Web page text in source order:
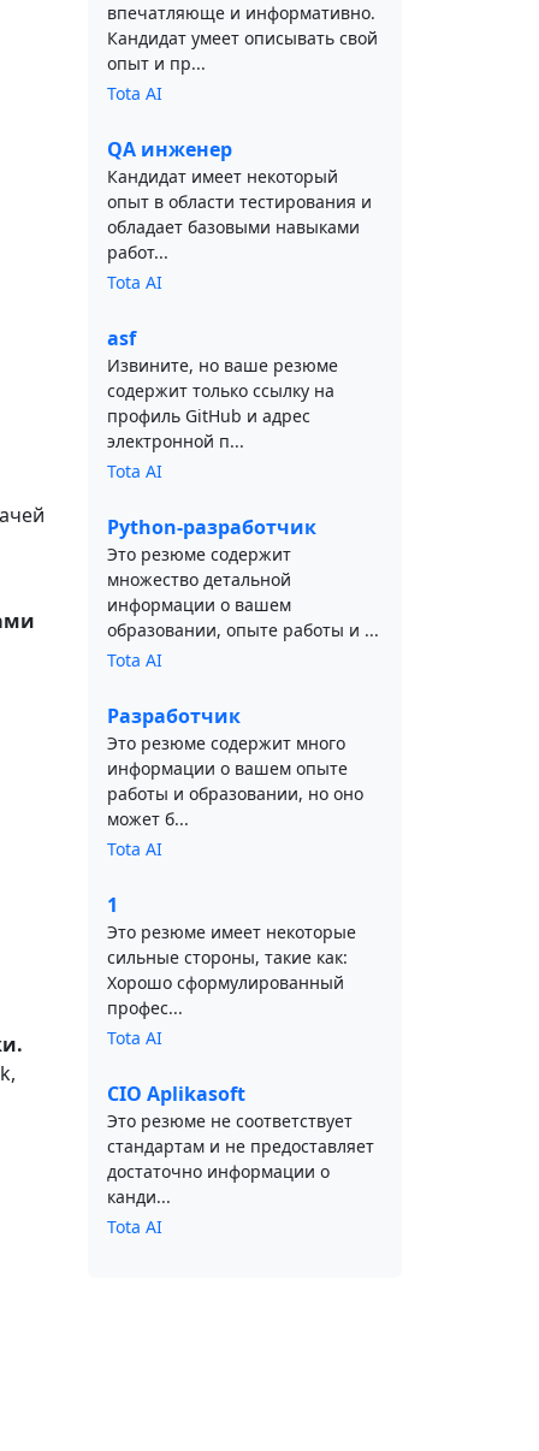
впечатляюще и информативно.
Кандидат умеет описывать свой
опыт и пр...
Tota AI
QA инженер
Кандидат имеет некоторый
опыт в области тестирования и
обладает базовыми навыками
работ...
Tota AI
asf
Извините, но ваше резюме
содержит только ссылку на
профиль GitHub и адрес
электронной п...
Tota AI
Python-разработчик
Это резюме содержит
множество детальной
информации о вашем
образовании, опыте работы и ...
Tota AI
Разработчик
Это резюме содержит много
информации о вашем опыте
работы и образовании, но оно
может б...
Tota AI
1
Это резюме имеет некоторые
сильные стороны, такие как:
Хорошо сформулированный
профес...
Tota AI
CIO Aplikasoft
Это резюме не соответствует
стандартам и не предоставляет
достаточно информации о
канди...
Tota AI